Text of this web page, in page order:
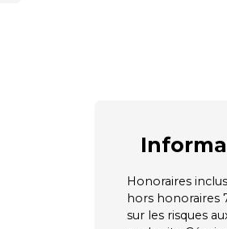
Honoraires
hors honoraires
sur les risques